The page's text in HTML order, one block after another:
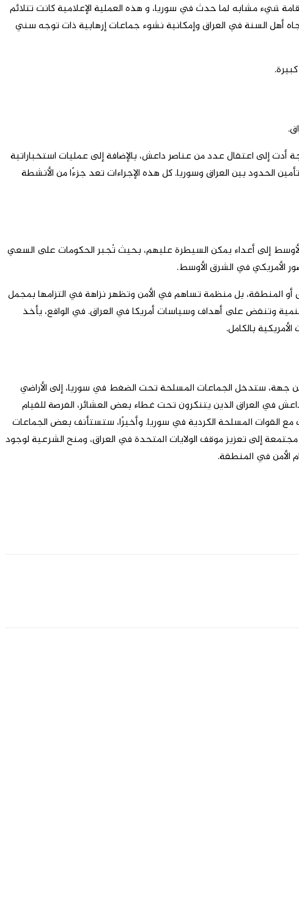
شيء مشابه لما حدث في سوريا، و هذه العملية الإعلامية کانت تتلائم
أهل السنة في العراق وإمكانية نشوء جماعات إرهابية ذات توجه سني
أمني في شرق الفلوجة أدت إلى اعتقال عدد من عناصر داعش، بالإضافة إلى عمليات استخباراتية
بين العراق وسوريا. كل هذه الإجراءات تعد جزءًا من الأنشطة
إلى أعداء يمكن السيطرة عليهم، بحيث تُجبر الحكومات على السعي
الأمريكي في الشرق الأوسط.
المنطقة، بل منظمة تساهم في الأمن وتظهر نزاهة في التزامها بمجمل
وتنقض على أهداف وسياسات أمريكا في العراق. في الواقع، يأخذ
بالكامل.
جهة، ستدخل الجماعات المسلحة تحت الضغط في سوريا، إلى الأراضي
في العراق الذين يتنكرون تحت غطاء بعض العشائر، الفرصة للقيام
مع القوات المسلحة الكردية في سوريا. وأخيرًا، ستستأنف بعض الجماعات
إلى تعزيز موقف الولايات المتحدة في العراق، ومنح الشرعية لوجود
الأمن في المنطقة.